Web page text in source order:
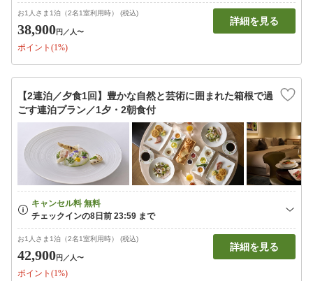
お1人さま1泊（2名1室利用時） (税込)
38,900円 ／人〜
ポイント(1%)
詳細を見る
【2連泊／夕食1回】豊かな自然と芸術に囲まれた箱根で過
ごす連泊プラン／1夕・2朝食付
お1人さま1泊（2名1室利用時） (税込)
42,900円 ／人〜
ポイント(1%)
詳細を見る